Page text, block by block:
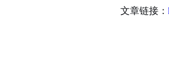
文章链接：